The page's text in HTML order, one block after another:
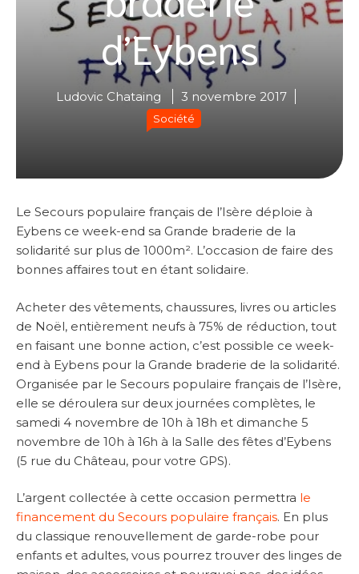
d’Eybens
Ludovic Chataing 3 novembre 2017
Société
Le Secours populaire français de l’Isère déploie à
Eybens ce week-end sa Grande braderie de la
solidarité sur plus de 1000m². L’occasion de faire des
bonnes affaires tout en étant solidaire.
Acheter des vêtements, chaussures, livres ou articles
de Noël, entièrement neufs à 75% de réduction, tout
en faisant une bonne action, c’est possible ce week-
end à Eybens pour la Grande braderie de la solidarité.
Organisée par le Secours populaire français de l’Isère,
elle se déroulera sur deux journées complètes, le
samedi 4 novembre de 10h à 18h et dimanche 5
novembre de 10h à 16h à la Salle des fêtes d’Eybens
(5 rue du Château, pour votre GPS).
L’argent collectée à cette occasion permettra le
financement du Secours populaire français. En plus
du classique renouvellement de garde-robe pour
enfants et adultes, vous pourrez trouver des linges de